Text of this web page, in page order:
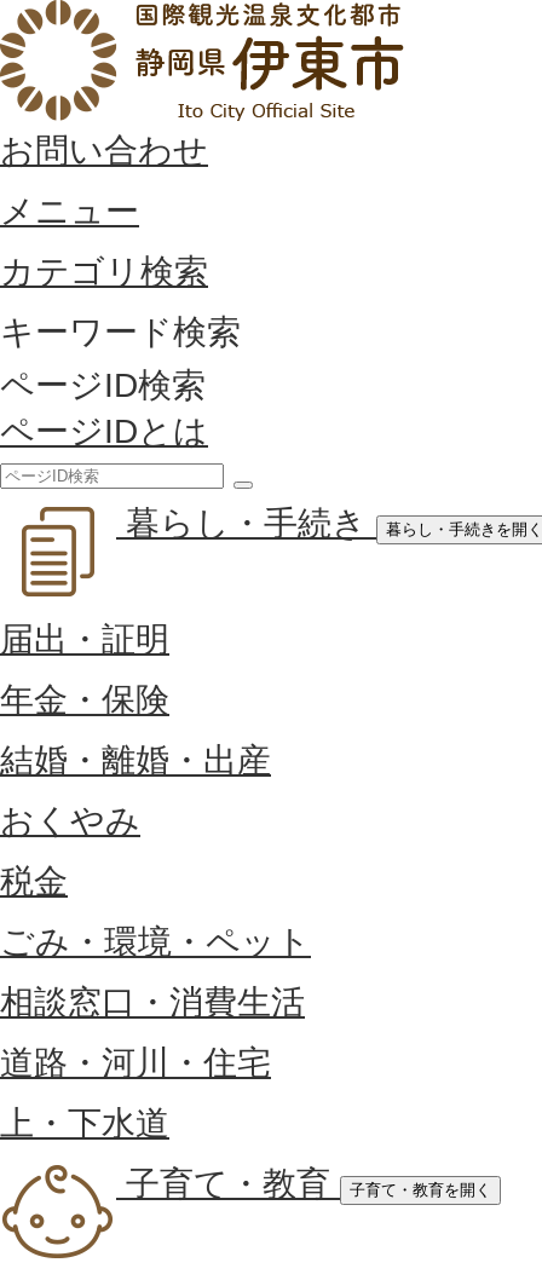
お問い合わせ
メニュー
カテゴリ検索
キーワード検索
ページID検索
ページIDとは
索
暮らし・手続き 暮らし・手続きを開く
届出・証明
年金・保険
結婚・離婚・出産
おくやみ
税金
ごみ・環境・ペット
相談窓口・消費生活
道路・河川・住宅
上・下水道
子育て・教育
子育て・教育を開く